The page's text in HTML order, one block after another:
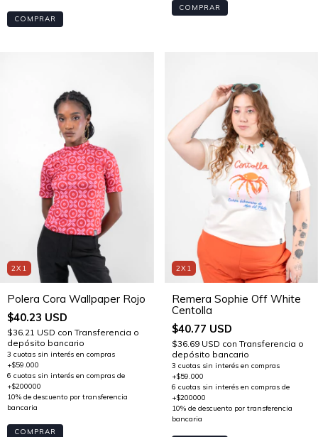
COMPRAR
COMPRAR
2X1
Polera Cora Wallpaper Rojo
$40.23 USD
$36.21 USD con Transferencia o
depósito bancario
COMPRAR
2X1
Remera Sophie Off White
Centolla
$40.77 USD
$36.69 USD con Transferencia o
depósito bancario